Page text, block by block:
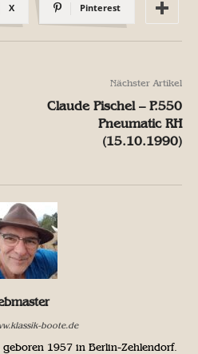
X Pinterest
Nächster Artikel
Claude Pischel – P.550
Pneumatic RH
(15.10.1990)
boote.de
geboren 1957 in Berlin-Zehlendorf.